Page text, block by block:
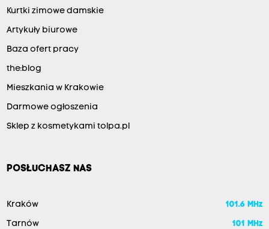
Kurtki zimowe damskie
Artykuły biurowe
Baza ofert pracy
the:blog
Mieszkania w Krakowie
Darmowe ogłoszenia
Sklep z kosmetykami tolpa.pl
POSŁUCHASZ NAS
Kraków 101.6 MHz
Tarnów 101 MHz